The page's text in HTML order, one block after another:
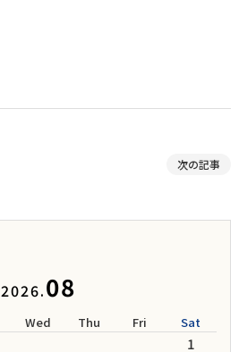
次の記事
2026.08
Wed Thu Fri Sat
1